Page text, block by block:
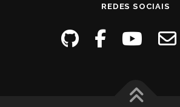
REDES SOCIAIS